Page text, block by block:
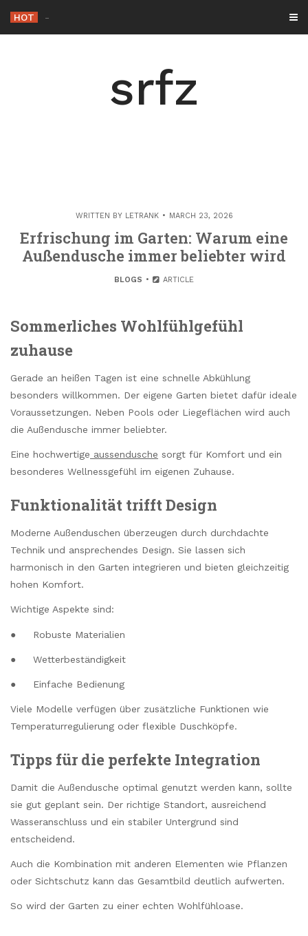
content
HOT -
srfz
WRITTEN BY LETRANK MARCH 23, 2026
Erfrischung im Garten: Warum eine
Außendusche immer beliebter wird
BLOGS ARTICLE
Sommerliches Wohlfühlgefühl
zuhause
Gerade an heißen Tagen ist eine schnelle Abkühlung
besonders willkommen. Der eigene Garten bietet dafür ideale
Voraussetzungen. Neben Pools oder Liegeflächen wird auch
die Außendusche immer beliebter.
Eine hochwertige aussendusche sorgt für Komfort und ein
besonderes Wellnessgefühl im eigenen Zuhause.
Funktionalität trifft Design
Moderne Außenduschen überzeugen durch durchdachte
Technik und ansprechendes Design. Sie lassen sich
harmonisch in den Garten integrieren und bieten gleichzeitig
hohen Komfort.
Wichtige Aspekte sind:
● Robuste Materialien
● Wetterbeständigkeit
● Einfache Bedienung
Viele Modelle verfügen über zusätzliche Funktionen wie
Temperaturregulierung oder flexible Duschköpfe.
Tipps für die perfekte Integration
Damit die Außendusche optimal genutzt werden kann, sollte
sie gut geplant sein. Der richtige Standort, ausreichend
Wasseranschluss und ein stabiler Untergrund sind
entscheidend.
Auch die Kombination mit anderen Elementen wie Pflanzen
oder Sichtschutz kann das Gesamtbild deutlich aufwerten.
So wird der Garten zu einer echten Wohlfühloase.